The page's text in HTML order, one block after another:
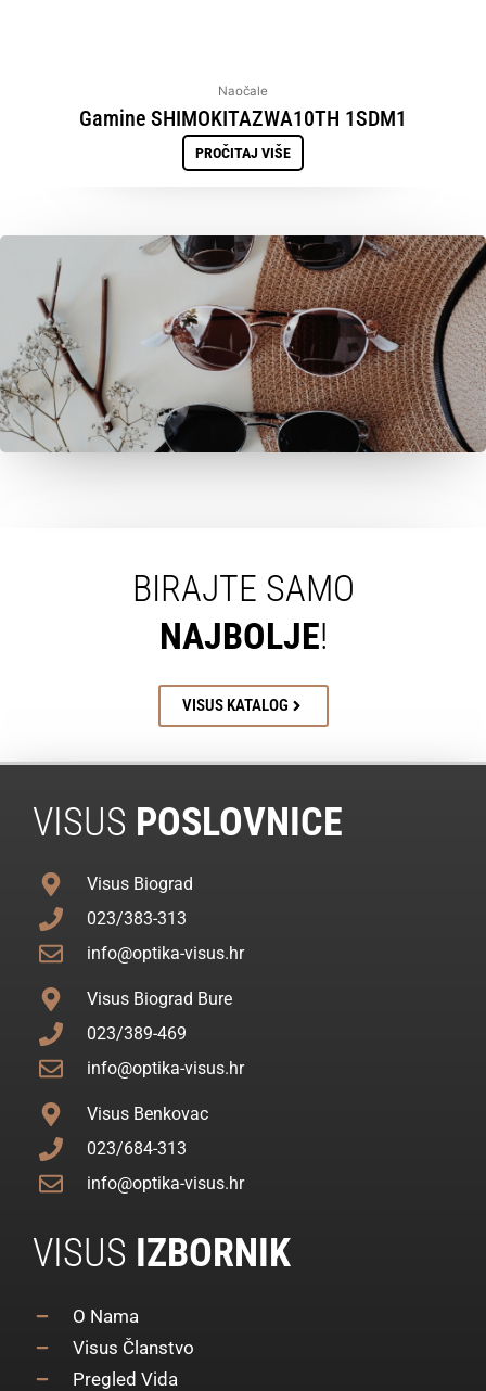
Naočale
Gamine SHIMOKITAZWA10TH 1SDM1
PROČITAJ VIŠE
BIRAJTE SAMO
NAJBOLJE!
VISUS KATALOG
VISUS POSLOVNICE
Visus Biograd
023/383-313
info@optika-visus.hr
Visus Biograd Bure
023/389-469
info@optika-visus.hr
Visus Benkovac
023/684-313
info@optika-visus.hr
VISUS IZBORNIK
O Nama
Visus Članstvo
Pregled Vida